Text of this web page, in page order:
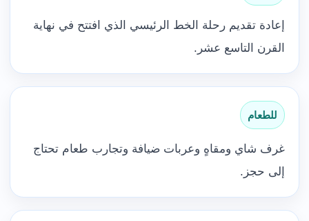
إعادة تقديم رحلة الخط الرئيسي الذي افتتح في نهاية
القرن التاسع عشر.
للطعام
غرف شاي ومقاهٍ وعربات ضيافة وتجارب طعام تحتاج
إلى حجز.